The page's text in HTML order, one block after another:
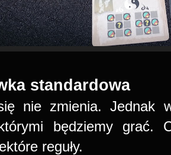
standardowa
nie zmienia. Jednak
będziemy grać.
reguły.